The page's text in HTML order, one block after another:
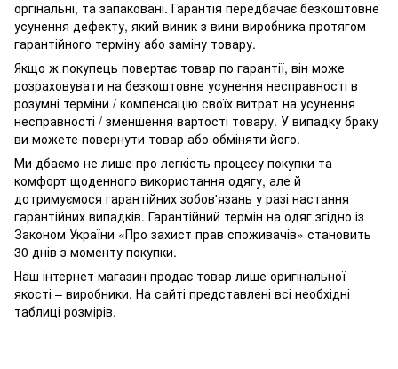
оргінальні, та запаковані. Гарантія передбачає безкоштовне
усунення дефекту, який виник з вини виробника протягом
гарантійного терміну або заміну товару.
Якщо ж покупець повертає товар по гарантії, він може
розраховувати на безкоштовне усунення несправності в
розумні терміни / компенсацію своїх витрат на усунення
несправності / зменшення вартості товару. У випадку браку
ви можете повернути товар або обміняти його.
Ми дбаємо не лише про легкість процесу покупки та
комфорт щоденного використання одягу, але й
дотримуємося гарантійних зобов'язань у разі настання
гарантійних випадків. Гарантійний термін на одяг згідно із
Законом України «Про захист прав споживачів» становить
30 днів з моменту покупки.
Наш інтернет магазин продає товар лише оригінальної
якості – виробники. На сайті представлені всі необхідні
таблиці розмірів.